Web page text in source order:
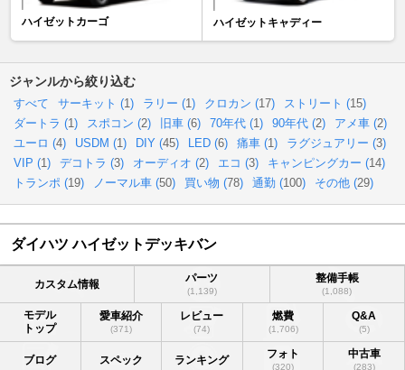
ハイゼットカーゴ ハイゼットキャディー
ジャンルから絞り込む
すべて サーキット (1) ラリー (1) クロカン (17) ストリート (15)
ダートラ (1) スポコン (2) 旧車 (6) 70年代 (1) 90年代 (2) アメ車 (2)
ユーロ (4) USDM (1) DIY (45) LED (6) 痛車 (1) ラグジュアリー (3)
VIP (1) デコトラ (3) オーディオ (2) エコ (3) キャンピングカー (14)
トランポ (19) ノーマル車 (50) 買い物 (78) 通勤 (100) その他 (29)
ダイハツ ハイゼットデッキバン
カスタム情報 パーツ
(1,139)
整備手帳
(1,088)
モデル
トップ
愛車紹介
(371)
レビュー
(74)
燃費
(1,706)
Q&A
(5)
ブログ スペック ランキング フォト
(320)
中古車
(283)